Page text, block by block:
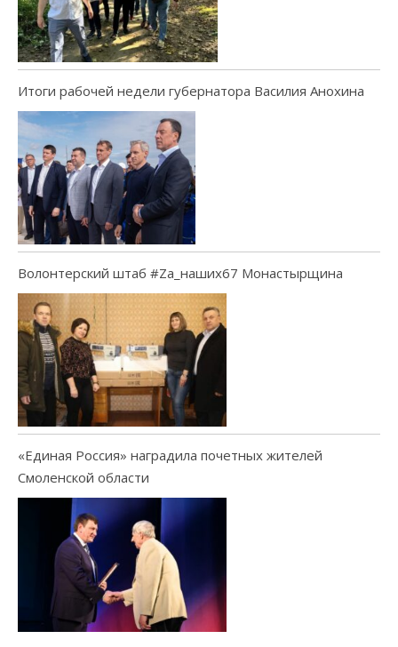
Итоги рабочей недели губернатора Василия Анохина
Волонтерский штаб #Za_наших67 Монастырщина
«Единая Россия» наградила почетных жителей
Смоленской области